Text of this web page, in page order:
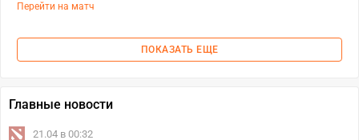
Перейти на матч
ПОКАЗАТЬ ЕЩЕ
Главные новости
21.04 в 00:32